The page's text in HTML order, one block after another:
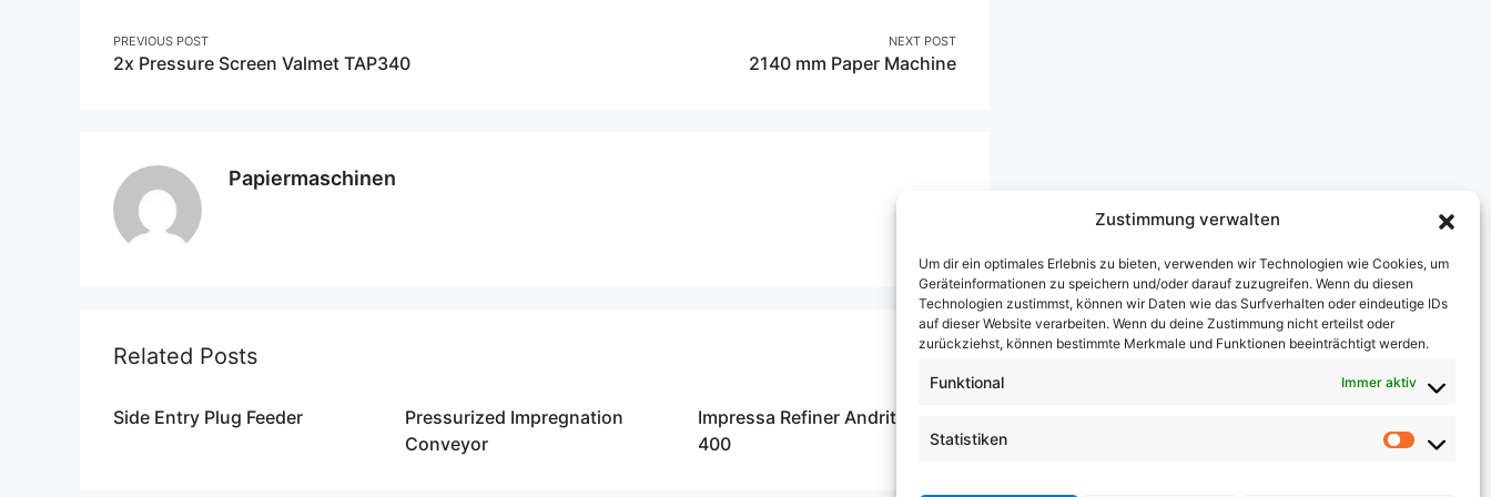
Zustimmung verwalten
Um dir ein optimales Erlebnis zu bieten, verwenden wir Technologien wie Cookies, um
Geräteinformationen zu speichern und/oder darauf zuzugreifen. Wenn du diesen
Technologien zustimmst, können wir Daten wie das Surfverhalten oder eindeutige IDs
auf dieser Website verarbeiten. Wenn du deine Zustimmung nicht erteilst oder
zurückziehst, können bestimmte Merkmale und Funktionen beeinträchtigt werden.
Funktional Immer aktiv
Statistiken
Post
navigation
PREVIOUS POST
2x Pressure Screen Valmet TAP340
NEXT POST
2140 mm Paper Machine
Papiermaschinen
Related Posts
Side Entry Plug Feeder
Pressurized Impregnation
Conveyor
Impressa Refiner Andritz MSD
400